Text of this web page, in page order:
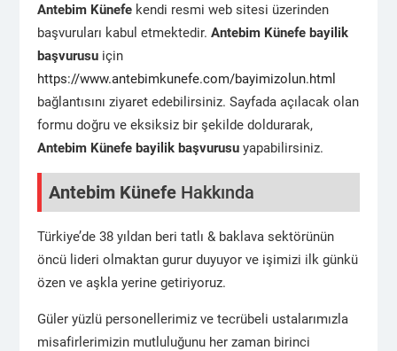
Antebim Künefekendi resmi web sitesi üzerinden
başvuruları kabul etmektedir. Antebim Künefebayilik
başvurusuiçin
https://www.antebimkunefe.com/bayimizolun.html
bağlantısını ziyaret edebilirsiniz. Sayfada açılacak olan
formu doğru ve eksiksiz bir şekilde doldurarak,
Antebim Künefebayilik başvurusuyapabilirsiniz.
Antebim KünefeHakkında
Türkiye’de 38 yıldan beri tatlı & baklava sektörünün
öncü lideri olmaktan gurur duyuyor ve işimizi ilk günkü
özen ve aşkla yerine getiriyoruz.
Güler yüzlü personellerimiz ve tecrübeli ustalarımızla
misafirlerimizin mutluluğunu her zaman birinci